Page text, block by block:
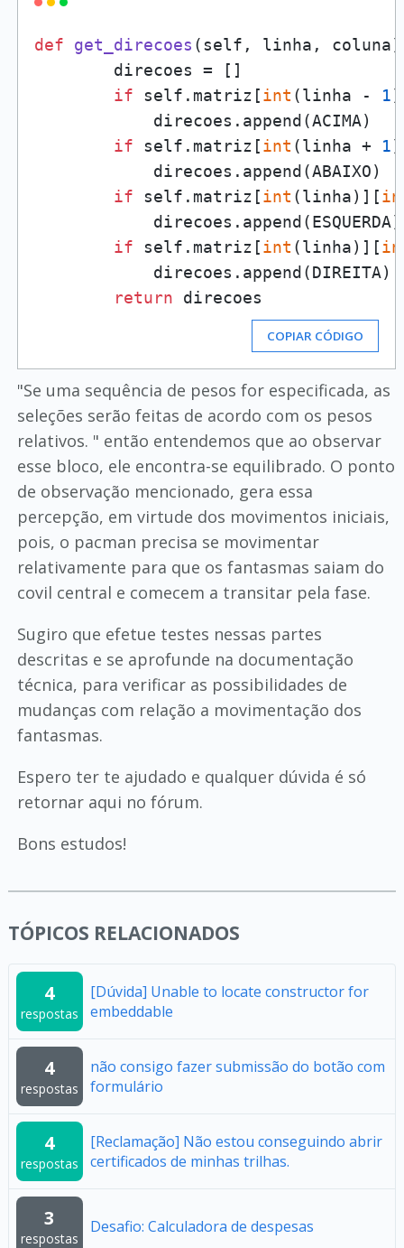
def get_direcoes (self, linha, coluna
        direcoes = []
if self.matriz[int (linha - 1
            direcoes.append(ACIMA)
if self.matriz[int (linha + 1
            direcoes.append(ABAIXO)
if self.matriz[int (linha)][
            direcoes.append(ESQUERDA)
if self.matriz[int (linha)][
            direcoes.append(DIREITA)
return direcoes
COPIAR CÓDIGO
"Se uma sequência de pesos for especificada, as
seleções serão feitas de acordo com os pesos
relativos. " então entendemos que ao observar
esse bloco, ele encontra-se equilibrado. O ponto
de observação mencionado, gera essa
percepção, em virtude dos movimentos iniciais,
pois, o pacman precisa se movimentar
relativamente para que os fantasmas saiam do
covil central e comecem a transitar pela fase.
Sugiro que efetue testes nessas partes
descritas e se aprofunde na documentação
técnica, para verificar as possibilidades de
mudanças com relação a movimentação dos
fantasmas.
Espero ter te ajudado e qualquer dúvida é só
retornar aqui no fórum.
Bons estudos!
TÓPICOS RELACIONADOS
4
respostas
[Dúvida] Unable to locate constructor for
embeddable
4
respostas
não consigo fazer submissão do botão com
formulário
4
respostas
[Reclamação] Não estou conseguindo abrir
certificados de minhas trilhas.
3
respostas
Desafio: Calculadora de despesas